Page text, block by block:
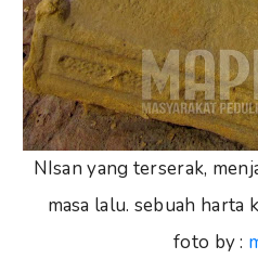
NIsan yang terserak,
masa lalu. sebuah harta
foto by :